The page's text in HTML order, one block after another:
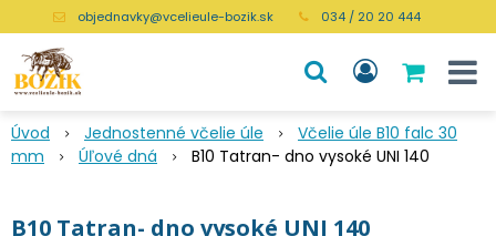
objednavky@vcelieule-bozik.sk 034 / 20 20 444
Úvod Jednostenné včelie úle
Včelie úle B10 falc 30
mm
Úľové dná B10 Tatran- dno vysoké UNI 140
B10 Tatran- dno vysoké UNI 140